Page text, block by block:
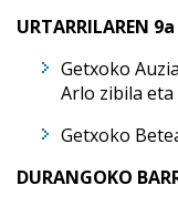
URTARRILAREN 9a
Getxoko
Arlo zibila
Getxoko
DURANGOKO